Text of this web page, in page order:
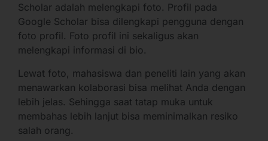
Scholar adalah melengkapi foto. Profil pada
Google Scholar bisa dilengkapi pengguna dengan
foto profil. Foto profil ini sekaligus akan
melengkapi informasi di bio.
Lewat foto, mahasiswa dan peneliti lain yang akan
menawarkan kolaborasi bisa melihat Anda dengan
lebih jelas. Sehingga saat tatap muka untuk
membahas lebih lanjut bisa meminimalkan resiko
salah orang.